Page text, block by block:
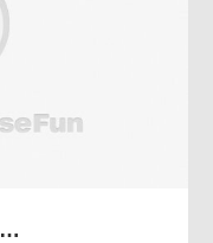
小巨蛋平面車位 南京東路 敦化國小介壽國中學區